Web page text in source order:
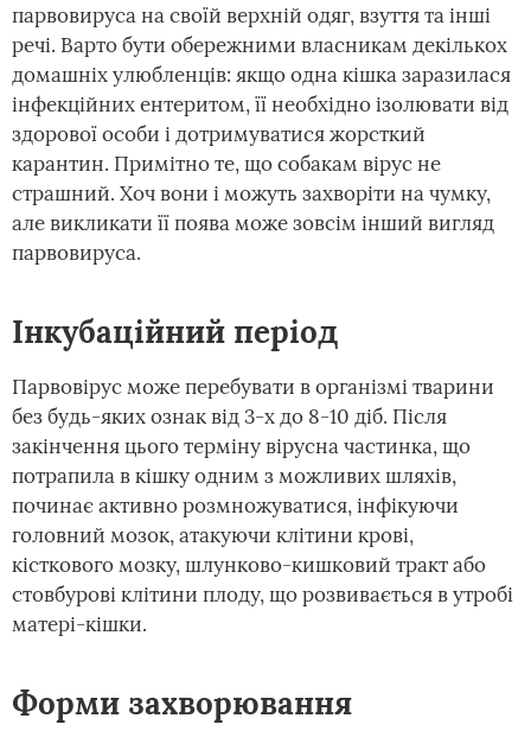
парвовируса на своїй верхній одяг, взуття та інші
речі. Варто бути обережними власникам декількох
домашніх улюбленців: якщо одна кішка заразилася
інфекційних ентеритом, її необхідно ізолювати від
здорової особи і дотримуватися жорсткий
карантин. Примітно те, що собакам вірус не
страшний. Хоч вони і можуть захворіти на чумку,
але викликати її поява може зовсім інший вигляд
парвовируса.
Інкубаційний період
Парвовірус може перебувати в організмі тварини
без будь-яких ознак від 3-х до 8-10 діб. Після
закінчення цього терміну вірусна частинка, що
потрапила в кішку одним з можливих шляхів,
починає активно розмножуватися, інфікуючи
головний мозок, атакуючи клітини крові,
кісткового мозку, шлунково-кишковий тракт або
стовбурові клітини плоду, що розвивається в утробі
матері-кішки.
Форми захворювання